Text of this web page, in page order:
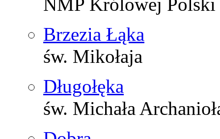
Brzezia Łąka
św. Mikołaja
Długołęka
św. Michała